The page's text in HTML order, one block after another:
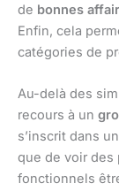
de bonnes
Enfin, cela
catégories de
Au-delà des
recours à un
s’inscrit dans
que de voir des
fonctionnels